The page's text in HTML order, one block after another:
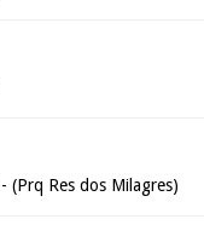
(Prq Res dos Milagres)